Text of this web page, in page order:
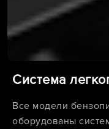
Система
Все модели
оборудованы